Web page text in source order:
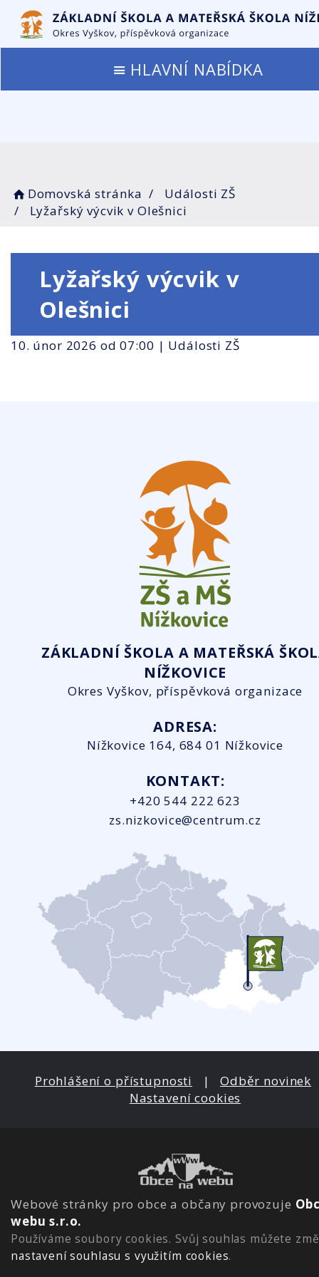
HLAVNÍ NABÍDKA
Domovská stránka
Události ZŠ
Lyžařský výcvik v Olešnici
Lyžařský výcvik v
Olešnici
10. únor 2026 od 07:00 | Události ZŠ
ZÁKLADNÍ ŠKOLA A MATEŘSKÁ
NÍŽKOVICE
Okres Vyškov, příspěvková organizace
ADRESA:
Nížkovice 164, 684 01 Nížkovice
KONTAKT:
+420 544 222 623
zs.nizkovice@centrum.cz
Prohlášení o přístupnosti |Odběr novinek
Nastavení cookies
Webové stránky pro obce a občany provozuje
webu s.r.o.
Používáme soubory cookies. Svůj souhlas můžete
nastavení souhlasu s využitím cookies.